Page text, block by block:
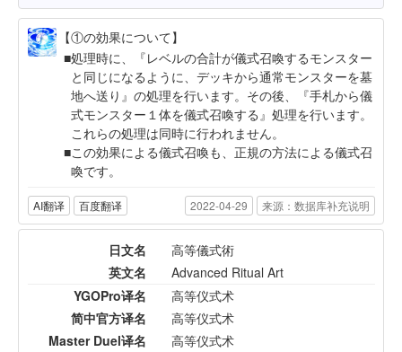
【①の効果について】
処理時に、『レベルの合計が儀式召喚するモンスター
と同じになるように、デッキから通常モンスターを墓
地へ送り』の処理を行います。その後、『手札から儀
式モンスター１体を儀式召喚する』処理を行います。
これらの処理は同時に行われません。
この効果による儀式召喚も、正規の方法による儀式召
喚です。
AI翻译 百度翻译 2022-04-29 来源：数据库补充说明
日文名
高等儀式術
英文名
Advanced Ritual Art
YGOPro译名
高等仪式术
简中官方译名
高等仪式术
Master Duel译名
高等仪式术